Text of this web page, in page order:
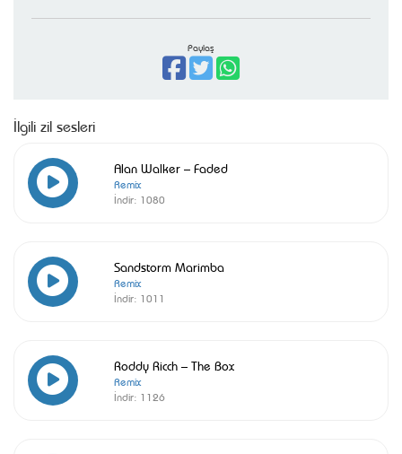
Paylaş
İlgili zil sesleri
Alan Walker – Faded
Remix
İndir: 1080
Sandstorm Marimba
Remix
İndir: 1011
Roddy Ricch – The Box
Remix
İndir: 1126